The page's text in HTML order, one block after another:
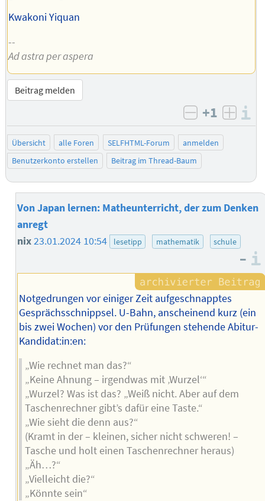
Kwakoni Yiquan
--
Ad astra per aspera
Beitrag melden
negativ
+1
Übersicht alle Foren SELFHTML-Forum
anmelden
Benutzerkonto erstellen
Beitrag im Thread-Baum
Von Japan lernen: Matheunterricht, der zum Denken
anregt
nix23.01.2024 10:54 lesetipp mathematik schule
–
Notgedrungen vor einiger Zeit aufgeschnapptes
Gesprächsschnippsel. U-Bahn, anscheinend kurz (ein
bis zwei Wochen) vor den Prüfungen stehende Abitur-
Kandidat:in:en:
„Wie rechnet man das?“
„Keine Ahnung – irgendwas mit ‚Wurzel‘“
„Wurzel? Was ist das? „Weiß nicht. Aber auf dem
Taschenrechner gibt’s dafür eine Taste.“
„Wie sieht die denn aus?“
(Kramt in der – kleinen, sicher nicht schweren! –
Tasche und holt einen Taschenrechner heraus)
„Äh…?“
„Vielleicht die?“
„Könnte sein“